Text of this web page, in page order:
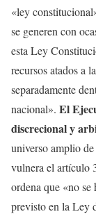
«ley
se generen con
esta Ley
recursos atados a
separadamente
nacional». El
discrecional y
universo amplio
vulnera el artículo
ordena que «no
previsto en la Ley